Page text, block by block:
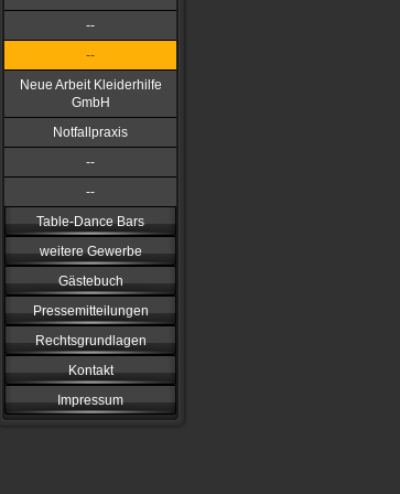
--
--
Neue Arbeit Kleiderhilfe
GmbH
Notfallpraxis
--
--
Table-Dance Bars
weitere Gewerbe
Gästebuch
Pressemitteilungen
Rechtsgrundlagen
Kontakt
Impressum